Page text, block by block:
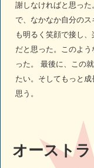
謝しなければと思っ
で、なかなか自分の
も明るく笑顔で接し
だと思った。このよ
った。 最後に、この
たい。そしてもっと
思う。
オースト